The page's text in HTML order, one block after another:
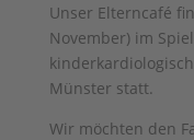
Unser Elterncafé
November) im
Münster statt.
Wir möchten den